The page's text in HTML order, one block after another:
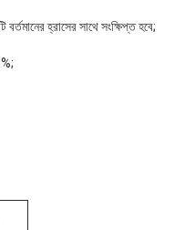
হ্রাসের সাথে সংক্ষিপ্ত হবে;